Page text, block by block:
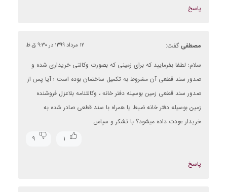
پاسخ
مصطفی گفت: ۱۲ مرداد ۱۳۹۹ در ۹:۳۰ ق.ظ
سلام؛ لطفا بفرمایید که برای زمینی که بصورت وکالتی خریداری شده و
صدور سند قطعی آن مشروط به تکمیل ساختمان بوده است ؛ آیا پس از
صدور سند قطعی زمین بوسیله دفتر خانه ، وکالتنامه بلاعزل فروشنده
زمین بوسیله دفتر خانه ضبط یا همراه با سند قطعی صادر شده به
خریدار عودت داده میشود؟ با تشکر و سپاس
۱
۹
پاسخ